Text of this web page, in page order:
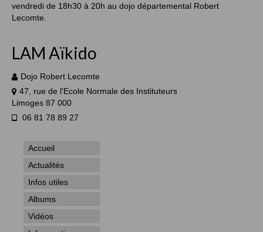
vendredi de 18h30 à 20h au dojo départemental Robert
Lecomte.
LAM Aïkido
Dojo Robert Lecomte
47, rue de l'Ecole Normale des Instituteurs
Limoges 87 000
06 81 78 89 27
Accueil
Actualités
Infos utiles
Albums
Vidéos